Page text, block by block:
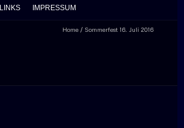
LINKS IMPRESSUM
Home / Sommerfest 16. Juli 2016